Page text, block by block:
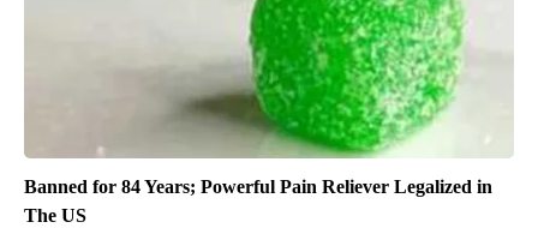
Banned for 84 Years; Powerful Pain Reliever Legalized in
The US